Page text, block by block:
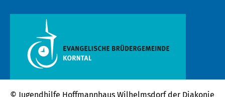
© Jugendhilfe Hoffmannhaus Wilhelmsdorf der Diakonie